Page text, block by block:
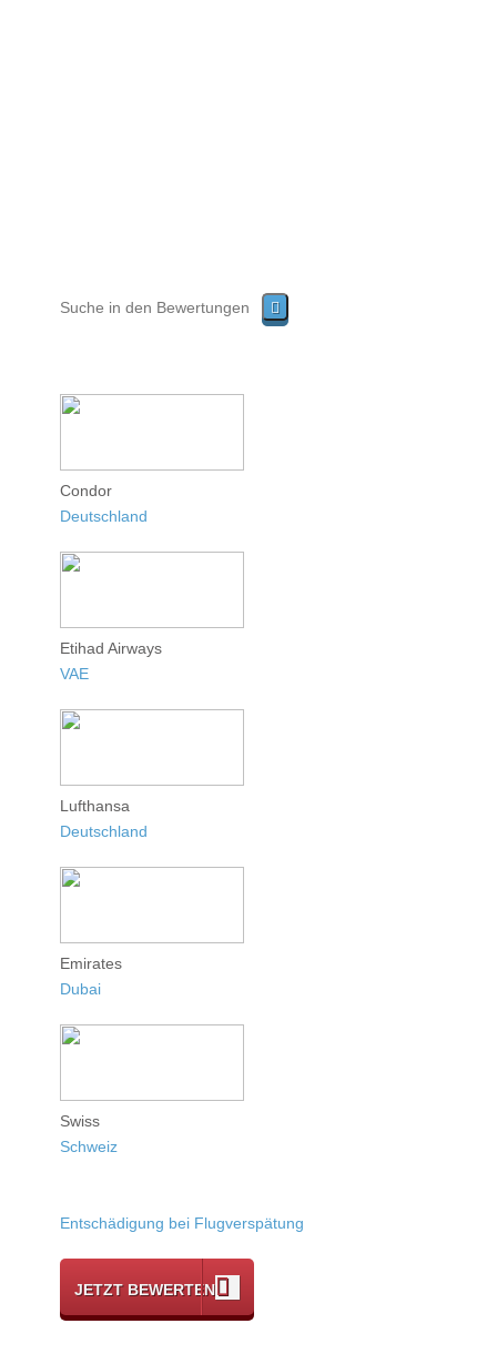
Condor
Deutschland
Etihad Airways
VAE
Lufthansa
Deutschland
Emirates
Dubai
Swiss
Schweiz
Entschädigung bei Flugverspätung
JETZT BEWERTEN